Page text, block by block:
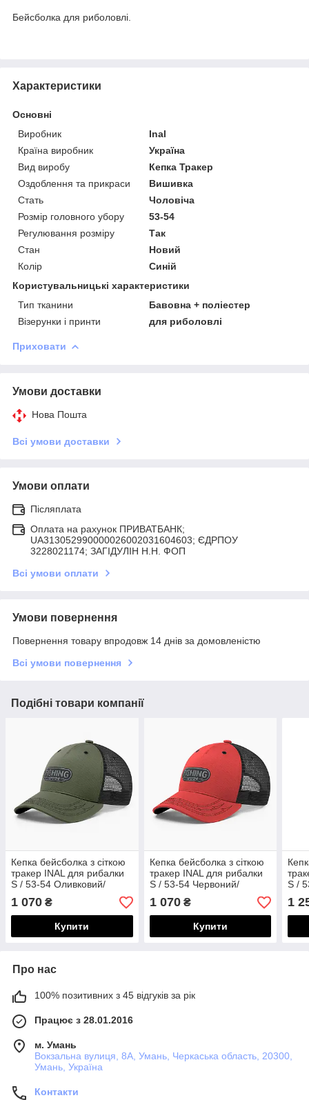
Бейсболка для риболовлі.
Характеристики
Основні
Виробник
Inal
Країна виробник
Україна
Вид виробу
Кепка Тракер
Оздоблення та прикраси
Вишивка
Стать
Чоловіча
Розмір головного убору
53-54
Регулювання розміру
Так
Стан
Новий
Колір
Синій
Користувальницькі характеристики
Тип тканини
Бавовна + поліестер
Візерунки і принти
для риболовлі
Приховати
Умови доставки
Нова Пошта
Всі умови доставки
Умови оплати
Післяплата
Оплата на рахунок ПРИВАТБАНК;
UA313052990000026002031604603; ЄДРПОУ
3228021174; ЗАГIДУЛIН Н.Н. ФОП
Всі умови оплати
Умови повернення
Повернення товару впродовж 14 днів за домовленістю
Всі умови повернення
Подібні товари компанії
Кепка бейсболка з сіткою
тракер INAL для рибалки
S / 53-54 Оливковий/
Чорний 2 193453
1 070 ₴
Купити
Кепка бейсболка з сіткою
тракер INAL для рибалки
S / 53-54 Червоний/
Чорний 2 185753
1 070₴
Купити
S /
1
Про нас
100% позитивних з 45 відгуків за рік
Працює з 28.01.2016
м. Умань
Вокзальна вулиця, 8А, Умань, Черкаська область, 20300,
Умань, Україна
Контакти